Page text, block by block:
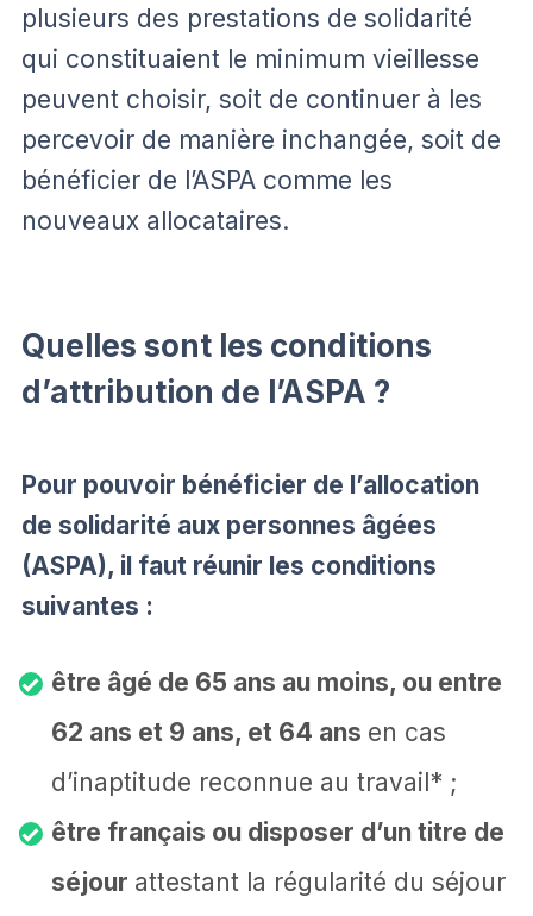
plusieurs des prestations de solidarité
qui constituaient le minimum vieillesse
peuvent choisir, soit de continuer à les
percevoir de manière inchangée, soit de
bénéficier de l’ASPA comme les
nouveaux allocataires.
Quelles sont les conditions
d’attribution de l’ASPA ?
Pour pouvoir bénéficier de l’allocation
de solidarité aux personnes âgées
(ASPA), il faut réunir les conditions
suivantes :
être âgé de 65 ans au moins, ou entre
62 ans et 9 ans, et 64 ans en cas
d’inaptitude reconnue au travail* ;
être français ou disposer d’un titre de
séjour attestant la régularité du séjour